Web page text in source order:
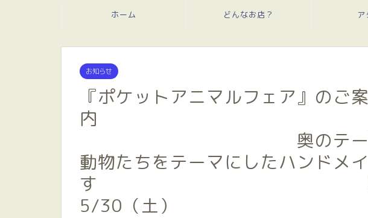
ホーム どんなお店？ ア
お知らせ
『ポケットアニマルフェア』のご案
奥のテーブルで
動物たちをテーマにしたハンドメ
す 5/7（木
5/30（土）